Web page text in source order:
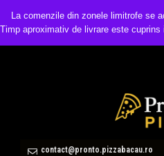
La comenzile din zonele limitrofe se
Timp aproximativ de livrare este
contact@pronto.pizzabacau.ro